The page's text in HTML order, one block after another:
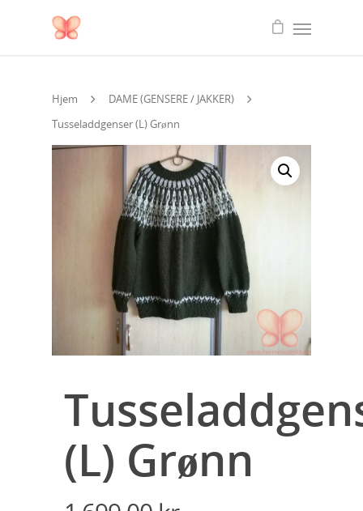
Hjem
DAME (GENSERE / JAKKER)
Tusseladdgenser (L) Grønn
(L) Grønn